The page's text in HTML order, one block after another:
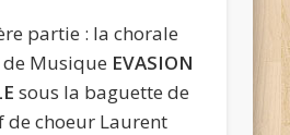
partie : la chorale
de Musique EVASION
sous la baguette de
de choeur Laurent